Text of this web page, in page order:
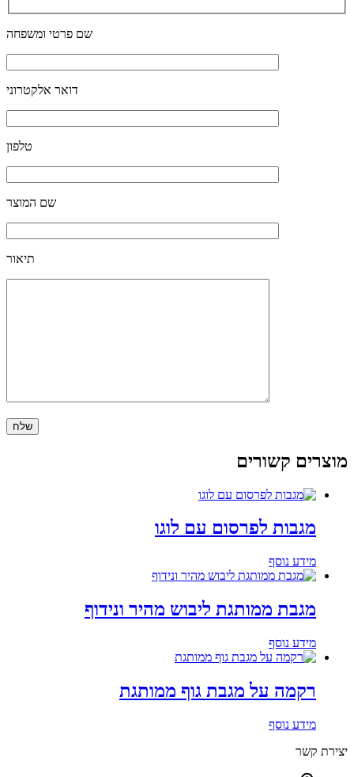
שם פרטי ומשפחה
דואר אלקטרוני
טלפון
שם המוצר
תיאור
מוצרים קשורים
מגבות לפרסום עם לוגו
מידע נוסף
מגבת ממותגת ליבוש מהיר ונידוף
מידע נוסף
רקמה על מגבת גוף ממותגת
מידע נוסף
יצירת קשר